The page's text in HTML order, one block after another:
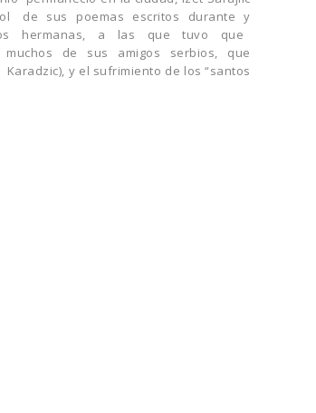
de sus poemas escritos durante y
hermanas, a las que tuvo que
de sus amigos serbios, que
y el sufrimiento de los “santos